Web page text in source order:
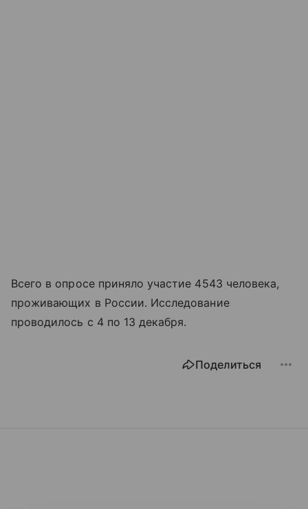
Всего в опросе приняло участие 4543 человека,
проживающих в России. Исследование
проводилось с 4 по 13 декабря.
Поделиться